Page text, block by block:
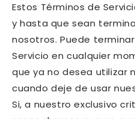
Estos Términos de
y hasta que sean
nosotros. Puede
Servicio en cualquier
que ya no desea utilizar
cuando deje de usar
Si, a nuestro exclusivo